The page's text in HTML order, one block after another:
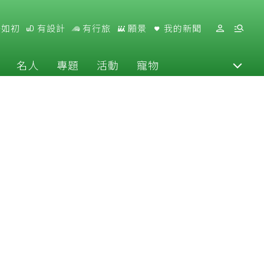
初 有設計 有行旅 願景 我的新聞
名人 專題 活動 寵物